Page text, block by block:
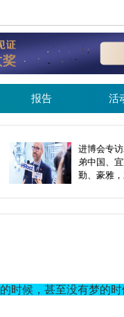
报告 活
进博会专
弟中国、
勤、豪雅
说…
时候，甚至没有梦的时